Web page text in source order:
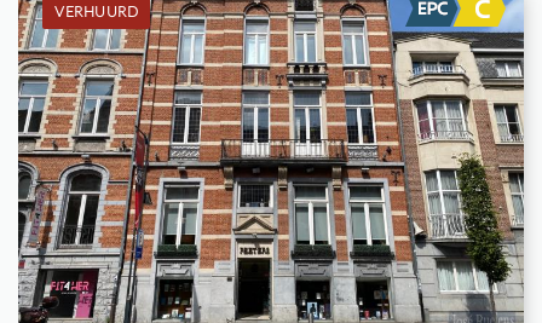
VERHUURD
Verhuurd: Appartement
3
4 m²
1
127 m²